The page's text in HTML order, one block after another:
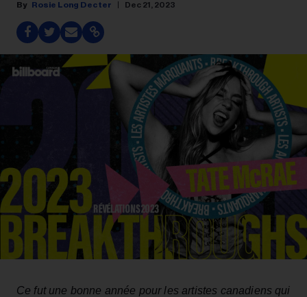
Rosie Long Decter Dec 21, 2023
Ce fut une bonne année pour les artistes canadiens qui